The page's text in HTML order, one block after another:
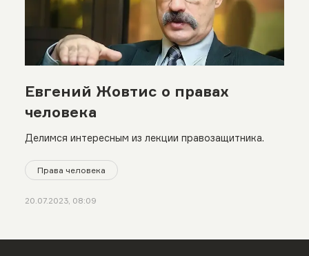
Евгений Жовтис о правах
человека
Делимся интересным из лекции правозащитника.
Права человека
20.07.2023, 08:09